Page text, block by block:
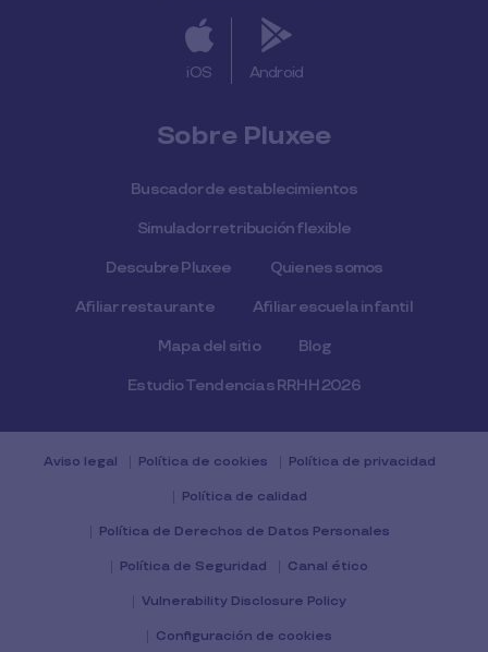
iOS Android
Sobre Pluxee
Buscador de establecimientos
Simulador retribución flexible
Descubre Pluxee Quienes somos
Afiliar restaurante Afiliar escuela infantil
Mapa del sitio Blog
Estudio Tendencias RRHH 2026
Aviso legal Política de cookies Política de privacidad
Política de calidad
Política de Derechos de Datos Personales
Política de Seguridad Canal ético
Vulnerability Disclosure Policy
Configuración de cookies